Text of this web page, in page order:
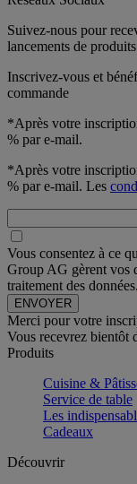
Suivez-nous pour
lancements de
Inscrivez-vous et
commande
*Après votre
% par e-mail.
*Après votre
% par e-mail. Les
Vous consentez à ce
Group AG gèrent vos
traitement des données.
Merci pour votre
Vous recevrez bientôt
Produits
Cuisine &
Service de table
Les
Cadeaux
Découvrir